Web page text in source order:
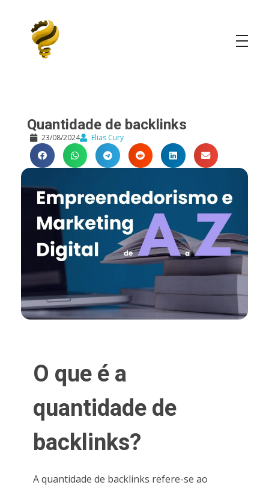
Quantidade de backlinks
23/08/2024 Elias Cury
O que é a
quantidade de
backlinks?
A quantidade de backlinks refere-se ao